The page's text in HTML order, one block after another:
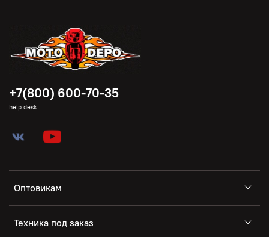
Оптовикам
Техника под заказ
+7(800) 600-70-35
help desk